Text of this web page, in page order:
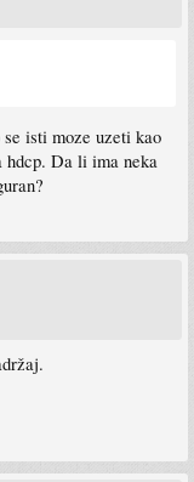
isti moze uzeti kao
hdcp. Da li ima neka